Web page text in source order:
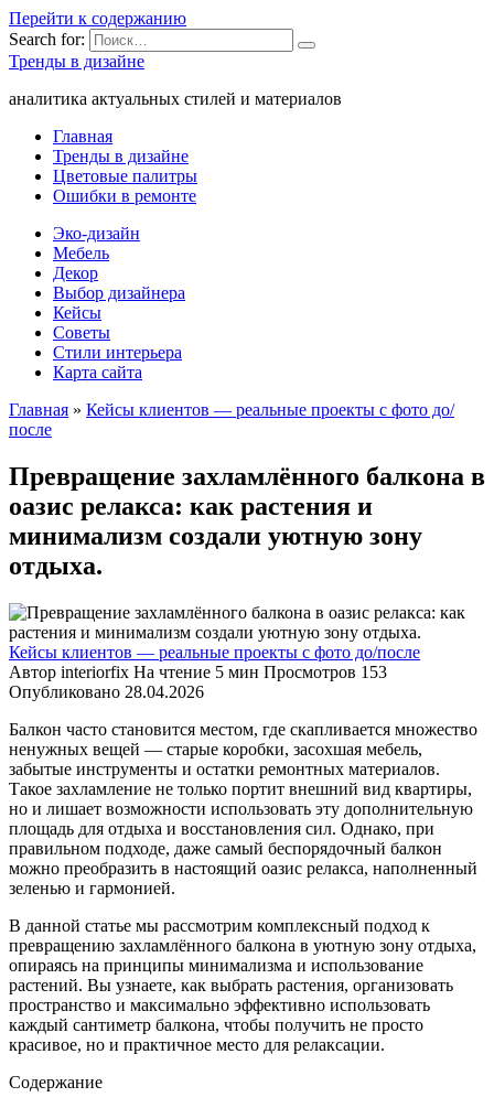
Перейти к содержанию
Search for:
Тренды в дизайне
аналитика актуальных стилей и материалов
Главная
Тренды в дизайне
Цветовые палитры
Ошибки в ремонте
Эко-дизайн
Мебель
Декор
Выбор дизайнера
Кейсы
Советы
Стили интерьера
Карта сайта
Главная » Кейсы клиентов — реальные проекты с фото до/
после
Превращение захламлённого балкона в
оазис релакса: как растения и
минимализм создали уютную зону
отдыха.
Кейсы клиентов — реальные проекты с фото до/после
Автор interiorfix На чтение 5 мин Просмотров 153
Опубликовано 28.04.2026
Балкон часто становится местом, где скапливается множество
ненужных вещей — старые коробки, засохшая мебель,
забытые инструменты и остатки ремонтных материалов.
Такое захламление не только портит внешний вид квартиры,
но и лишает возможности использовать эту дополнительную
площадь для отдыха и восстановления сил. Однако, при
правильном подходе, даже самый беспорядочный балкон
можно преобразить в настоящий оазис релакса, наполненный
зеленью и гармонией.
В данной статье мы рассмотрим комплексный подход к
превращению захламлённого балкона в уютную зону отдыха,
опираясь на принципы минимализма и использование
растений. Вы узнаете, как выбрать растения, организовать
пространство и максимально эффективно использовать
каждый сантиметр балкона, чтобы получить не просто
красивое, но и практичное место для релаксации.
Содержание